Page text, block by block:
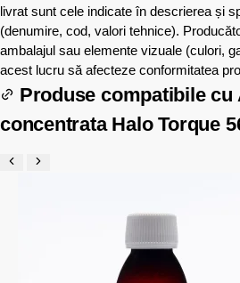
livrat sunt cele indicate în descrierea și
(denumire, cod, valori tehnice).
ambalajul sau elemente vizuale (culori,
acest lucru să afecteze conformitatea
Produse compatibile cu
concentrata Halo Torque